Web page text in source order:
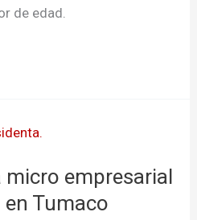
de edad.
micro empresarial
Tumaco